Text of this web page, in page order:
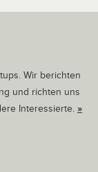
Wir berichten
und richten uns
Interessierte. »